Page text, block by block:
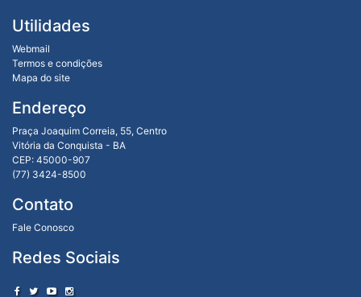
Utilidades
Webmail
Termos e condições
Mapa do site
Endereço
Praça Joaquim Correia, 55, Centro
Vitória da Conquista - BA
CEP: 45000-907
(77) 3424-8500
Contato
Fale Conosco
Redes Sociais